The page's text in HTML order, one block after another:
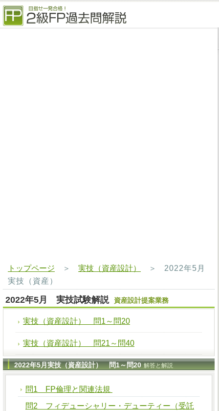
トップページ ＞ 実技（資産設計） ＞ 2022年5月
実技（資産）
2022年5月 実技試験解説 資産設計提案業務
実技（資産設計） 問1～問20
実技（資産設計） 問21～問40
2022年5月実技（資産設計） 問1～問20 解答と解説
問1 FP倫理と関連法規
問2 フィデューシャリー・デューティー（受託